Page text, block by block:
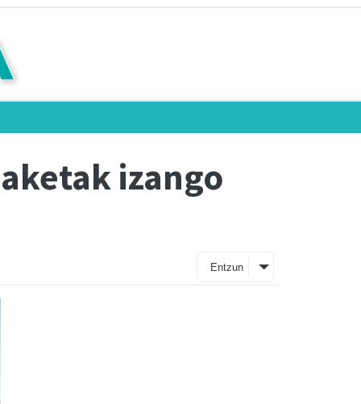
izango
Entzun